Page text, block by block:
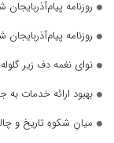
روزنامه پیام‌آذربایجان
روزنامه پیام‌آذربایجان
نوای نغمه دف زیر
بهبود ارائه خدمات به
میانِ شکوهِ تاریخ و